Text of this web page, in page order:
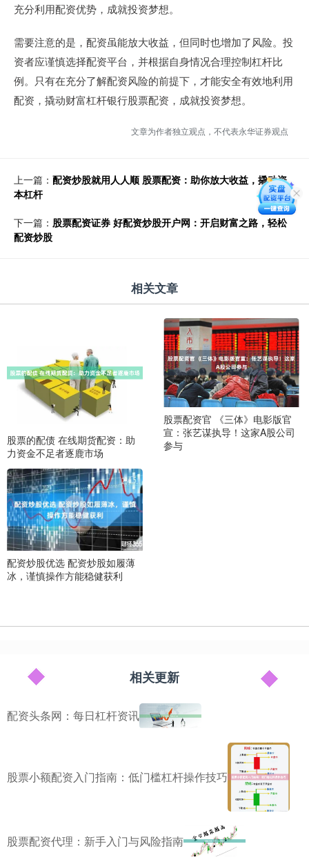
充分利用配资优势，成就投资梦想。
需要注意的是，配资虽能放大收益，但同时也增加了风险。投
资者应谨慎选择配资平台，并根据自身情况合理控制杠杆比
例。只有在充分了解配资风险的前提下，才能安全有效地利用
配资，撬动财富杠杆银行股票配资，成就投资梦想。
文章为作者独立观点，不代表永华证券观点
上一篇： 配资炒股就用人人顺 股票配资：助你放大收益，撬动资
本杠杆
下一篇： 股票配资证券 好配资炒股开户网：开启财富之路，轻松
配资炒股
相关文章
股票的配债 在线期货配资：助
力资金不足者逐鹿市场
股票配资官 《三体》电影版官
宣：张艺谋执导！这家A股公司
参与
配资炒股优选 配资炒股如履薄
冰，谨慎操作方能稳健获利
相关更新
配资头条网：每日杠杆资讯
股票小额配资入门指南：低门槛杠杆操作技巧
股票配资代理：新手入门与风险指南